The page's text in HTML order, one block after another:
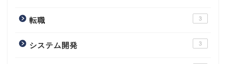
転職 3
システム開発 3